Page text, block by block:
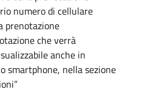
numero di cellulare
prenotazione
che verrà
anche in
smartphone, nella sezione